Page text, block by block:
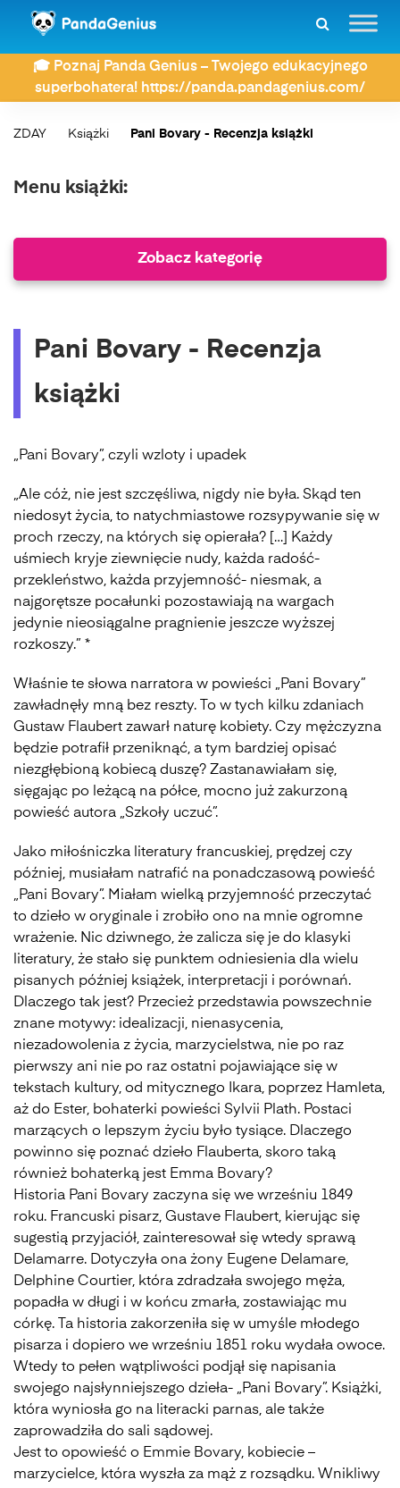
🎓 Poznaj Panda Genius – Twojego edukacyjnego
superbohatera! https://panda.pandagenius.com/
ZDAY Książki Pani Bovary - Recenzja książki
Menu książki:
Zobacz kategorię
Pani Bovary - Recenzja
książki
„Pani Bovary”, czyli wzloty i upadek
„Ale cóż, nie jest szczęśliwa, nigdy nie była. Skąd ten
niedosyt życia, to natychmiastowe rozsypywanie się w
proch rzeczy, na których się opierała? […] Każdy
uśmiech kryje ziewnięcie nudy, każda radość-
przekleństwo, każda przyjemność- niesmak, a
najgorętsze pocałunki pozostawiają na wargach
jedynie nieosiągalne pragnienie jeszcze wyższej
rozkoszy.” *
Właśnie te słowa narratora w powieści „Pani Bovary”
zawładnęły mną bez reszty. To w tych kilku zdaniach
Gustaw Flaubert zawarł naturę kobiety. Czy mężczyzna
będzie potrafił przeniknąć, a tym bardziej opisać
niezgłębioną kobiecą duszę? Zastanawiałam się,
sięgając po leżącą na półce, mocno już zakurzoną
powieść autora „Szkoły uczuć”.
Jako miłośniczka literatury francuskiej, prędzej czy
później, musiałam natrafić na ponadczasową powieść
„Pani Bovary”. Miałam wielką przyjemność przeczytać
to dzieło w oryginale i zrobiło ono na mnie ogromne
wrażenie. Nic dziwnego, że zalicza się je do klasyki
literatury, że stało się punktem odniesienia dla wielu
pisanych później książek, interpretacji i porównań.
Dlaczego tak jest? Przecież przedstawia powszechnie
znane motywy: idealizacji, nienasycenia,
niezadowolenia z życia, marzycielstwa, nie po raz
pierwszy ani nie po raz ostatni pojawiające się w
tekstach kultury, od mitycznego Ikara, poprzez Hamleta,
aż do Ester, bohaterki powieści Sylvii Plath. Postaci
marzących o lepszym życiu było tysiące. Dlaczego
powinno się poznać dzieło Flauberta, skoro taką
również bohaterką jest Emma Bovary?
Historia Pani Bovary zaczyna się we wrześniu 1849
roku. Francuski pisarz, Gustave Flaubert, kierując się
sugestią przyjaciół, zainteresował się wtedy sprawą
Delamarre. Dotyczyła ona żony Eugene Delamare,
Delphine Courtier, która zdradzała swojego męża,
popadła w długi i w końcu zmarła, zostawiając mu
córkę. Ta historia zakorzeniła się w umyśle młodego
pisarza i dopiero we wrześniu 1851 roku wydała owoce.
Wtedy to pełen wątpliwości podjął się napisania
swojego najsłynniejszego dzieła- „Pani Bovary”. Książki,
która wyniosła go na literacki parnas, ale także
zaprowadziła do sali sądowej.
Jest to opowieść o Emmie Bovary, kobiecie –
marzycielce, która wyszła za mąż z rozsądku. Wnikliwy